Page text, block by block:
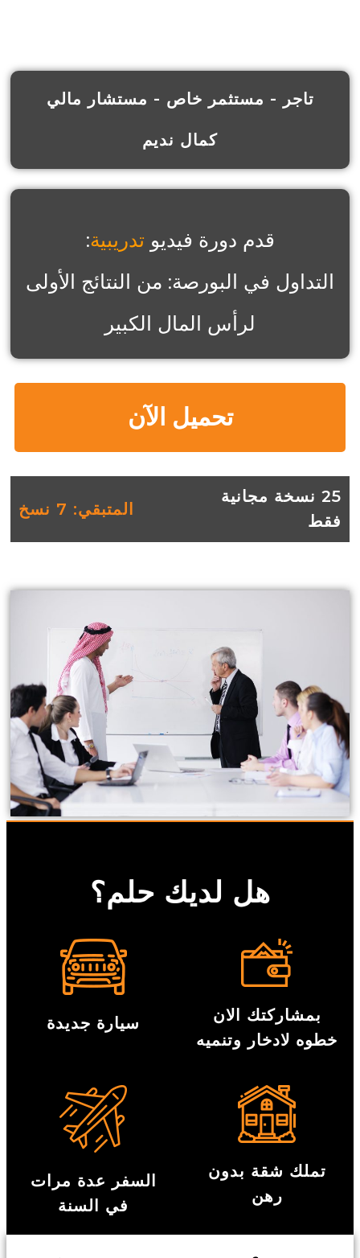
تاجر - مستثمر خاص - مستشار مالي
كمال نديم
قدم دورة فيديو تدريبية:
التداول في البورصة: من النتائج الأولى
لرأس المال الكبير
تحميل الآن
25 نسخة مجانية
فقط
المتبقي: 7 نسخ
هل لديك حلم؟
بمشاركتك الان
خطوه لادخار وتنميه
سيارة جديدة
تملك شقة بدون
رهن
السفر عدة مرات
في السنة